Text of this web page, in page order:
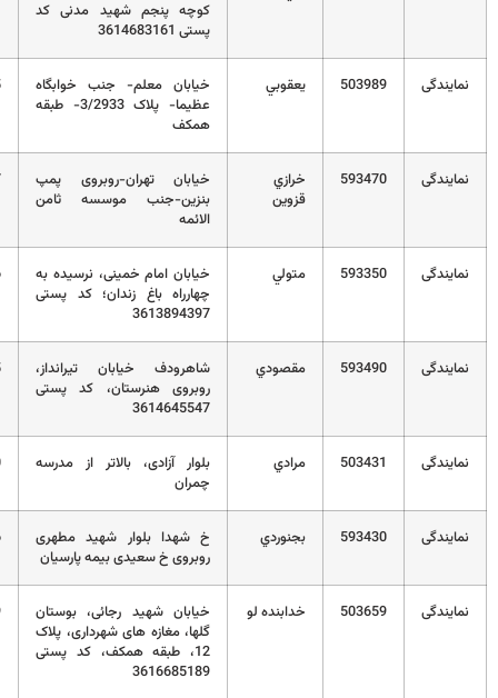
کوچه پنجم شهید مدنی کد
503989 يعقوبي
خیابان معلم- جنب خوابگاه
عظیما- پلاک 3/2933- طبقه
09912369215
593470
خرازي
خیابان تهران-روبروی پمپ
بنزین-جنب موسسه ثامن
32332877
593350 متولي
خیابان امام خمینی، نرسیده به
چهارراه باغ زندان؛ کد پستی
023-32246286
593490 مقصودي
شاهرودف خیابان تیرانداز،
روبروی هنرستان، کد پستی
02332374005
503431 مرادي
بلوار آزادی، بالاتر از مدرسه
02332229530
593430 بجنوردي
خ شهدا بلوار شهید مطهری
روبروی خ سعیدی بیمه پارسیان
027332364446
503659 خدابنده لو
خیابان شهید رجائی، بوستان
گلها، مغازه های شهرداری، پلاک
12، طبقه همکف، کد پستی
02332243149